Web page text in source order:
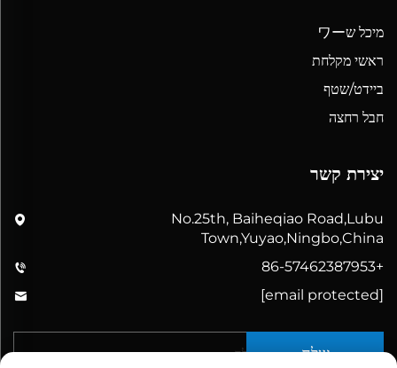
מיכל שワー
ראשי מקלחת
ביידט/שטף
חבל רחצה
יצירת קשר
No.25th, Baiheqiao Road,Lubu
Town,Yuyao,Ningbo,China
+86-57462387953
[email protected]
שלח